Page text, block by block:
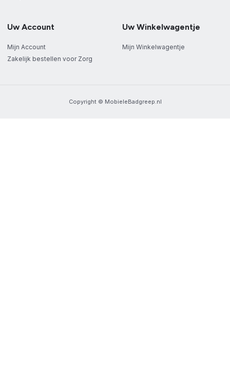
Uw Account
Mijn Account
Zakelijk bestellen voor Zorg
Uw Winkelwagentje
Mijn Winkelwagentje
Copyright © MobieleBadgreep.nl